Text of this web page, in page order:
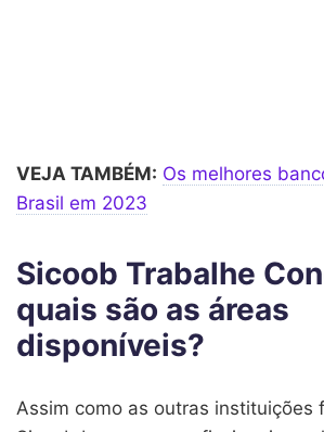
VEJA TAMBÉM: Os melhores
Brasil em 2023
Sicoob Trabalhe
quais são as áreas
disponíveis?
Assim como as outras instituições